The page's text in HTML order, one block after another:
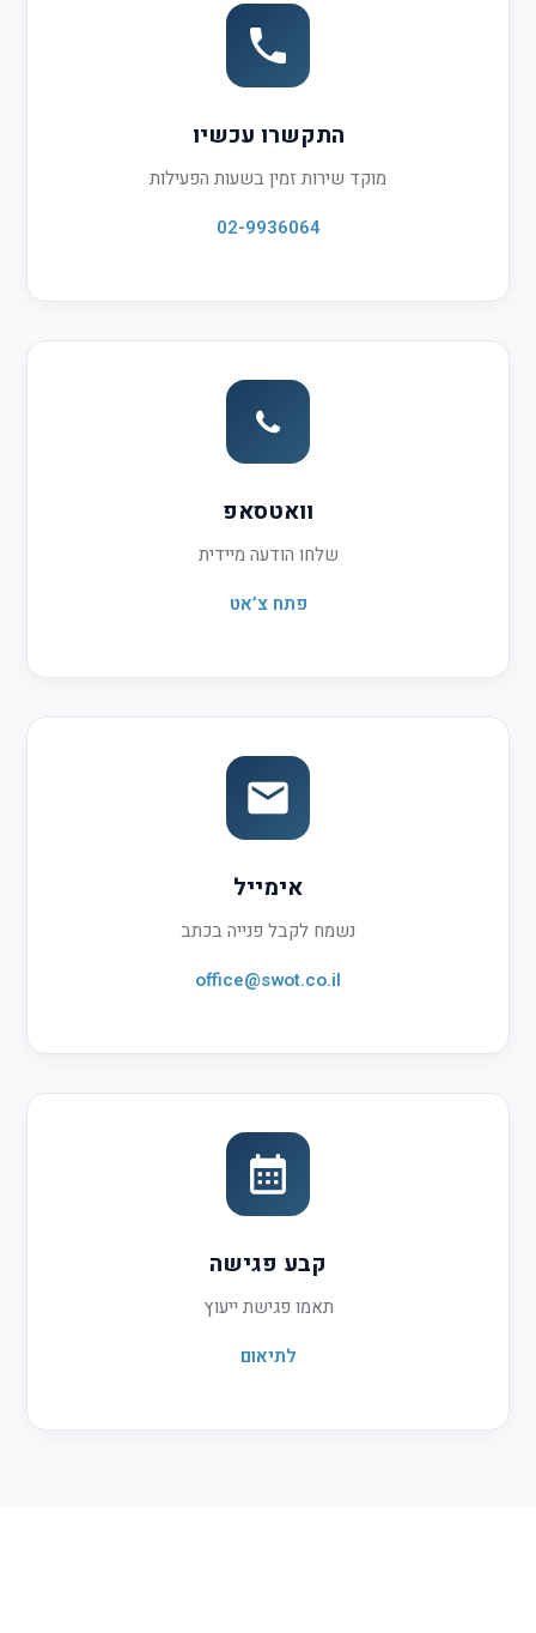
התקשרו עכשיו
מוקד שירות זמין בשעות הפעילות
02-9936064
וואטסאפ
שלחו הודעה מיידית
פתח צ’אט
אימייל
נשמח לקבל פנייה בכתב
office@swot.co.il
קבע פגישה
תאמו פגישת ייעוץ
לתיאום